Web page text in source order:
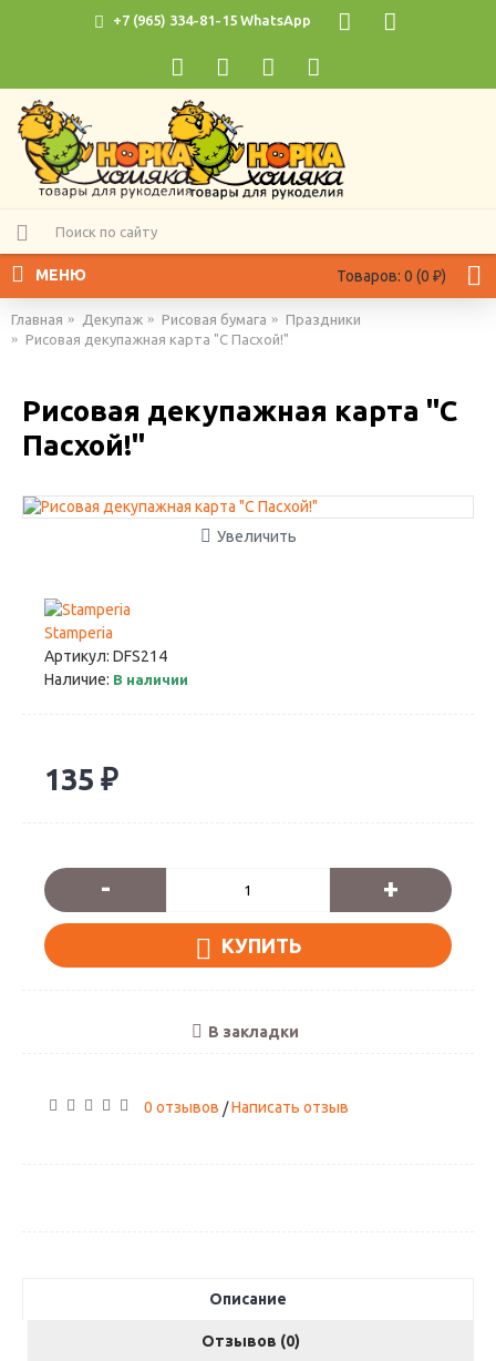
+7 (965) 334-81-15 WhatsApp
Товаров: 0 (0 ₽)
МЕНЮ
Главная Декупаж Рисовая бумага
Праздники
Рисовая декупажная карта "С Пасхой!"
Рисовая декупажная карта "С
Пасхой!"
Увеличить
Stamperia
Артикул: DFS214
Наличие: В наличии
135 ₽
- +
КУПИТЬ
В закладки
0 отзывов /Написать отзыв
Описание
Отзывов (0)